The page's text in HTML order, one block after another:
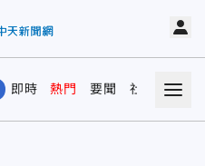
即時 熱門 要聞 社會 娛樂